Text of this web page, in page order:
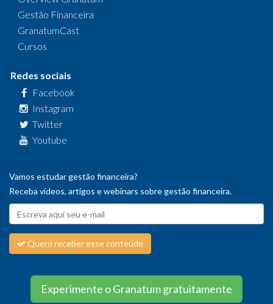
Gestão Financeira
GranatumCast
Cursos
Redes sociais
Facebook
Instagram
Twitter
Youtube
Vamos estudar gestão financeira?
Receba vídeos, artigos e webinars sobre gestão financeira.
Quero receber esse conteúdo
Experimente o Granatum gratuitamente